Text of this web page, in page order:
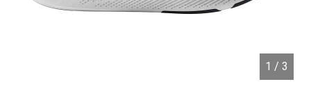
1 / 3